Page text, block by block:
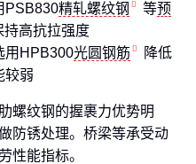
PSB830精轧螺纹钢 等预
持高抗拉强度
用HPB300光圆钢筋
降低
较弱
螺纹钢的握裹力优势明
防锈处理。桥梁等承受动
性能指标。